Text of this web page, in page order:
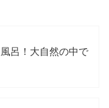
呂！大自然の中で